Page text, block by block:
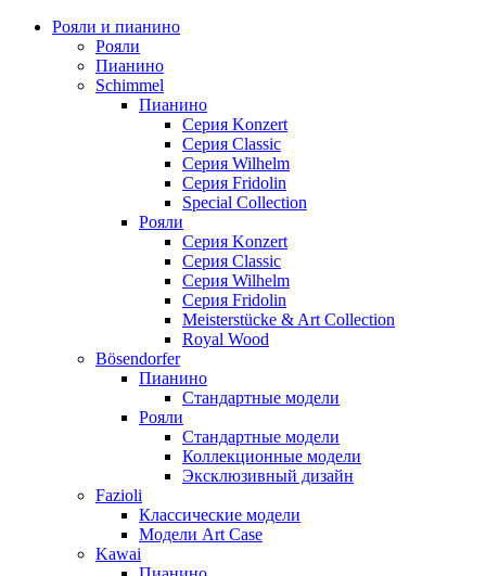
Рояли и пианино
Рояли
Пианино
Schimmel
Пианино
Серия Konzert
Серия Classic
Серия Wilhelm
Серия Fridolin
Special Collection
Рояли
Серия Konzert
Серия Classic
Серия Wilhelm
Серия Fridolin
Meisterstücke & Art Collection
Royal Wood
Bösendorfer
Пианино
Стандартные модели
Рояли
Стандартные модели
Коллекционные модели
Эксклюзивный дизайн
Fazioli
Классические модели
Модели Art Case
Kawai